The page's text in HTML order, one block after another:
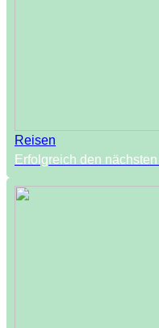
Reisen
Erfolgreich den